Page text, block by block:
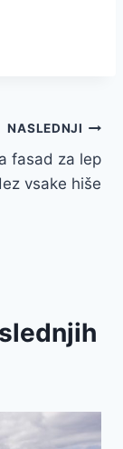
NASLEDNJI
fasad za lep
vsake hiše